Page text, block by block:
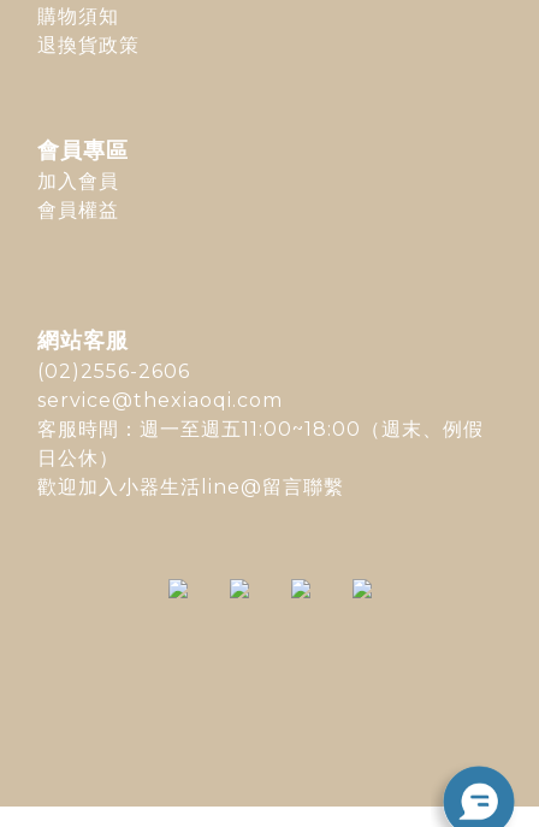
購物須知
退換貨政策
會員專區
加入會員
會員權益
網站客服
(02)2556-2606
service@thexiaoqi.com
客服時間：週一至週五11:00~18:00（週末、例假
日公休）
歡迎加入 小器生活line@留言聯繫